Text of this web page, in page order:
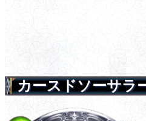
カースドソーサラ